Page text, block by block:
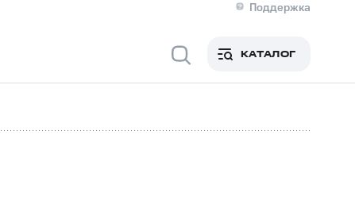
Поддержка
Медиа-центр
Новости в регионе
и аудитРынок акций
КАТАЛОГ